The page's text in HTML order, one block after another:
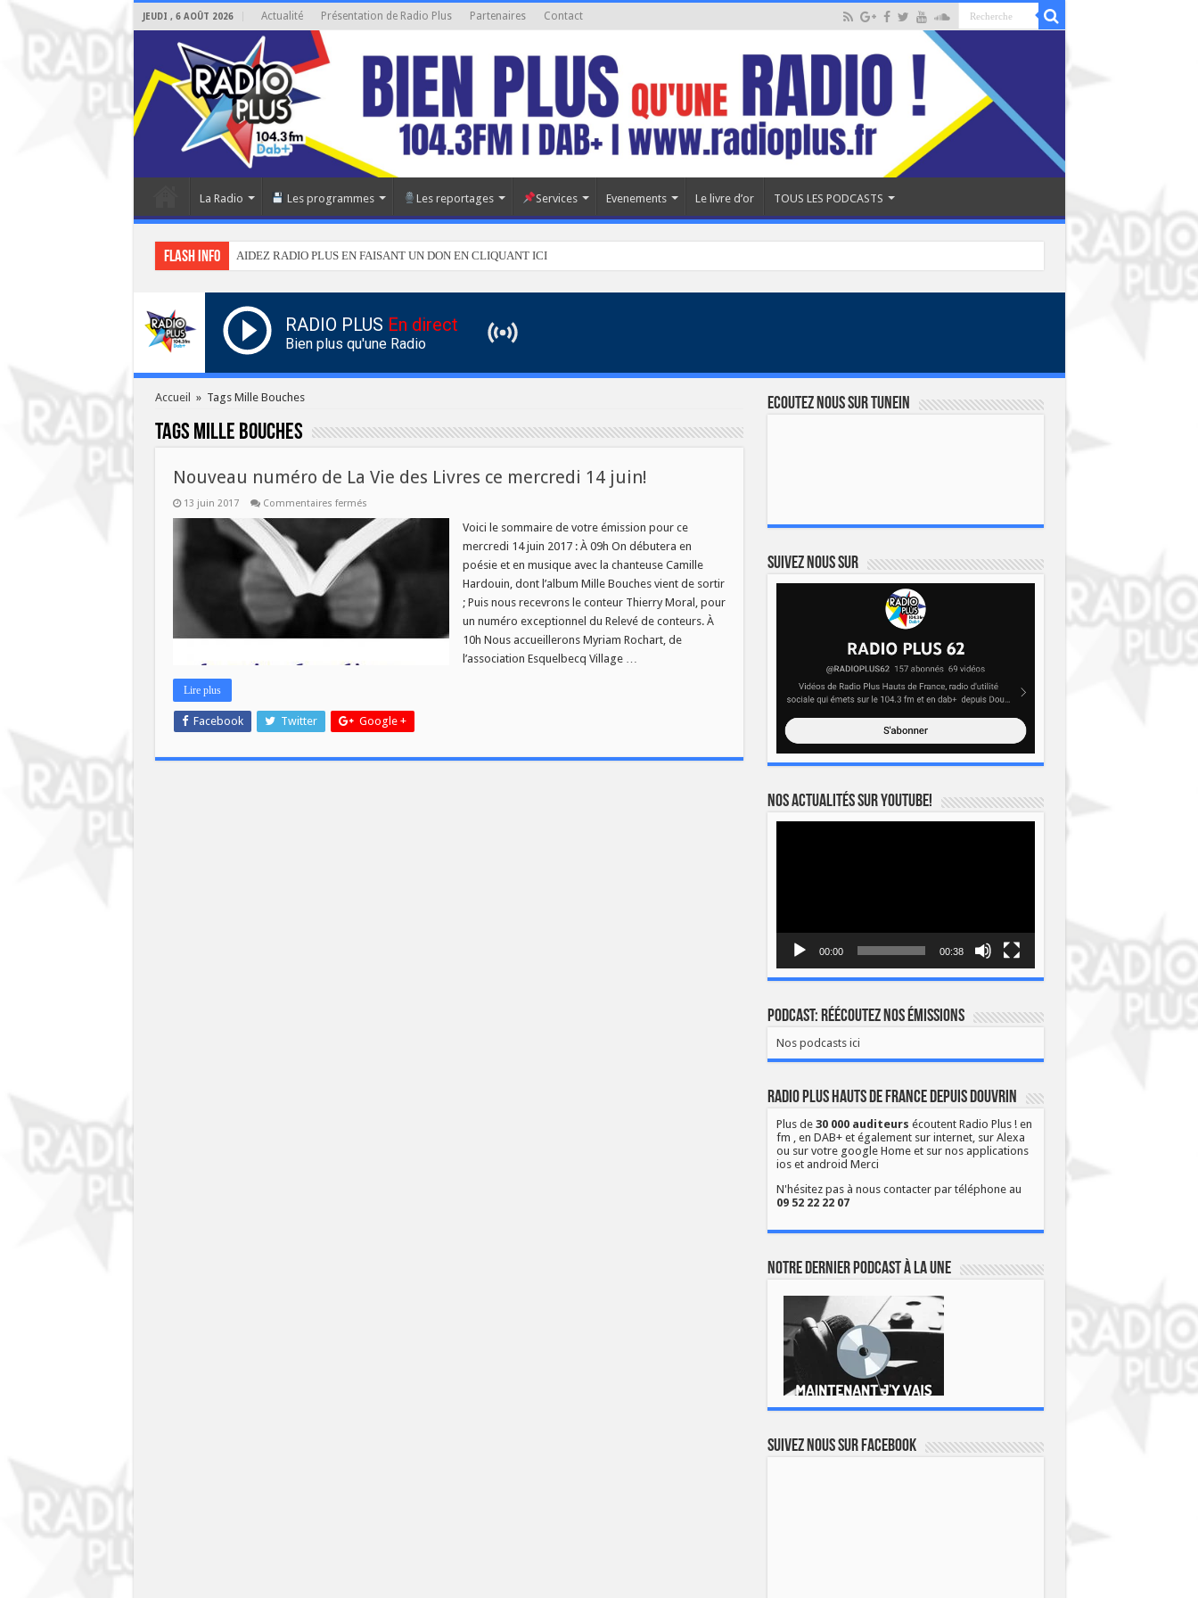
JEUDI , 6 AOÛT 2026 Actualité Présentation de Radio Plus Partenaires Contact
La Radio Les programmes Les reportages Services Evenements Le livre d’or TOUS LES PODCASTS
Flash info AIDEZ RADIO PLUS EN FAISANT UN DON EN CLIQUANT ICI
RADIO PLUS En direct
Bien plus qu'une Radio
Accueil » Tags Mille Bouches
Tags Mille Bouches
Nouveau numéro de La Vie des Livres ce mercredi 14 juin!
13 juin 2017 Commentaires ferméssur
numéro
de
La
Vie
des
Livres
mercredi
14
juin!
Voici le sommaire de votre émission pour ce
mercredi 14 juin 2017 : À 09h On débutera en
poésie et en musique avec la chanteuse Camille
Hardouin, dont l’album Mille Bouches vient de sortir
; Puis nous recevrons le conteur Thierry Moral, pour
un numéro exceptionnel du Relevé de conteurs. À
10h Nous accueillerons Myriam Rochart, de
l’association Esquelbecq Village …
Lire plus
Facebook Twitter Google +
Ecoutez nous sur TuneIn
Suivez nous sur
Nos actualités sur YOUTUBE!
00:00 00:38
Podcast: Réécoutez nos émissions
Nos podcasts ici
Radio Plus Hauts de France depuis Douvrin
Plus de 30 000 auditeurs écoutent Radio Plus ! en
fm , en DAB+ et également sur internet, sur Alexa
ou sur votre google Home et sur nos applications
ios et android Merci
N'hésitez pas à nous contacter par téléphone au
09 52 22 22 07
Notre dernier podcast à la une
Suivez nous sur Facebook